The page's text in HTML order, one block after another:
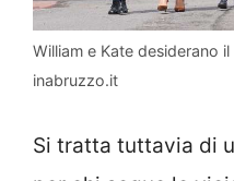
William e Kate desiderano
inabruzzo.it
Si tratta tuttavia di